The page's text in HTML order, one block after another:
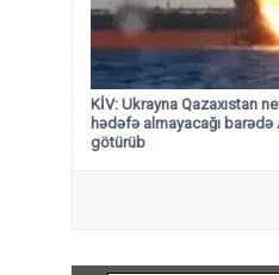
KİV: Ukrayna Qazaxıstan
hədəfə almayacağı barədə
götürüb